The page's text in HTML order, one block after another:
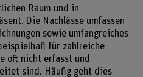
Raum und in
Die Nachlässe umfassen
sowie umfangreiches
für zahlreiche
oft nicht erfasst und
sind. Häufig geht dies